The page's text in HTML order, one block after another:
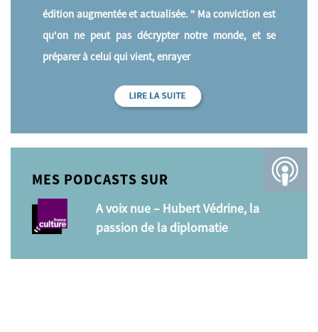
édition augmentée et actualisée. " Ma conviction est
qu'on ne peut pas décrypter notre monde, et se
préparer à celui qui vient, enrayer
MES PODCASTS SUR
A voix nue – Hubert Védrine, la
passion de la diplomatie